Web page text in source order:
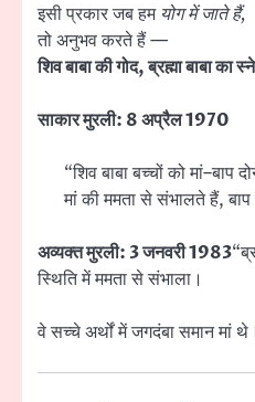
इसी प्रकार जब हम योग में जाते हैं,
तो अनुभव करते हैं —
शिव बाबा की गोद, ब्रह्मा बाबा का
साकार मुरली: 8 अप्रैल 1970
“शिव बाबा बच्चों को
मां की ममता से संभालते हैं,
अव्यक्त मुरली: 3 जनवरी 1983
स्थिति में ममता से संभाला।
वे सच्चे अर्थों में जगदंबा समान मां